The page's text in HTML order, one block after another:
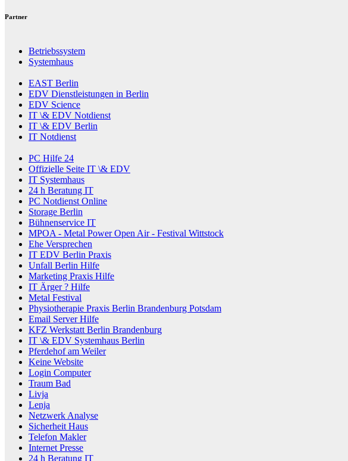
Partner
Betriebssystem
Systemhaus
EAST Berlin
EDV Dienstleistungen in Berlin
EDV Science
IT \& EDV Notdienst
IT \& EDV Berlin
IT Notdienst
PC Hilfe 24
Offizielle Seite IT \& EDV
IT Systemhaus
24 h Beratung IT
PC Notdienst Online
Storage Berlin
Bühnenservice IT
MPOA - Metal Power Open Air - Festival Wittstock
Ehe Versprechen
IT EDV Berlin Praxis
Unfall Berlin Hilfe
Marketing Praxis Hilfe
IT Ärger ? Hilfe
Metal Festival
Physiotherapie Praxis Berlin Brandenburg Potsdam
Email Server Hilfe
KFZ Werkstatt Berlin Brandenburg
IT \& EDV Systemhaus Berlin
Pferdehof am Weiler
Keine Website
Login Computer
Traum Bad
Livja
Lenja
Netzwerk Analyse
Sicherheit Haus
Telefon Makler
Internet Presse
24 h Beratung IT